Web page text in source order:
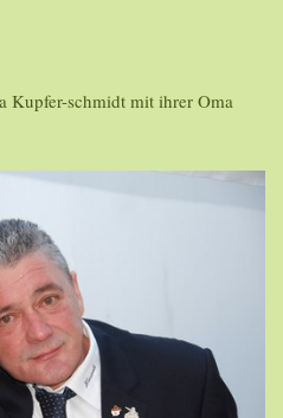
Kupfer-schmidt mit ihrer Oma